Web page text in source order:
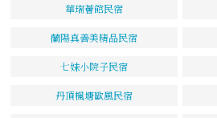
華瑞薈館民宿
蘭陽真善美精品民宿
七妹小院子民宿
丹頂楓塘歐風民宿